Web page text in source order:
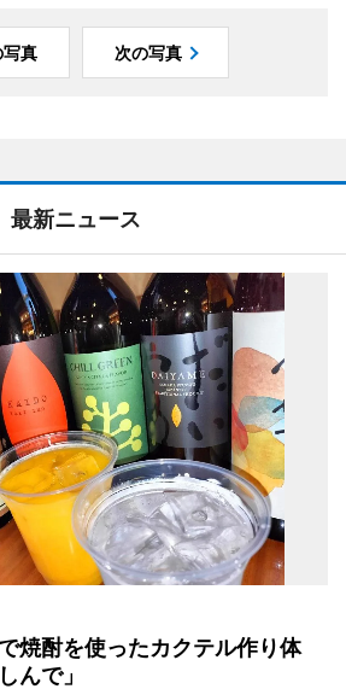
真 次の写真
最新ニュース
焼酎を使ったカクテル作り体
んで」